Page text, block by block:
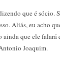
que é sócio.
Aliás, eu acho
ainda que ele falará
Joaquim.